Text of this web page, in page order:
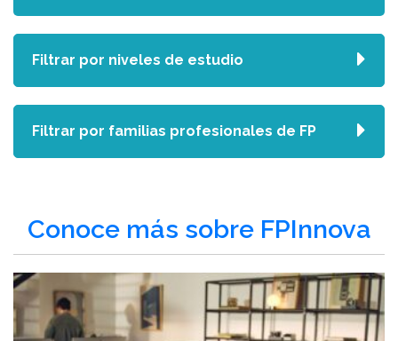
Conoce más sobre FPInnova
Filtrar por niveles de estudio
Filtrar por familias profesionales de FP